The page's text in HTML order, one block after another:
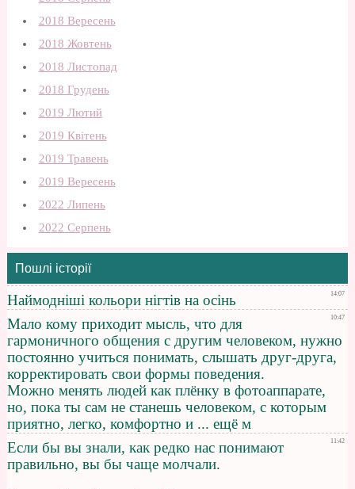
2018 Вересень
2018 Жовтень
2018 Листопад
2018 Грудень
2019 Лютий
2019 Квітень
2019 Травень
2019 Вересень
2022 Липень
2022 Серпень
Пошлі історії